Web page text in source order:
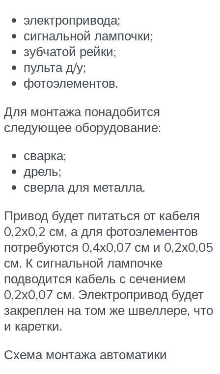
электропривода;
сигнальной лампочки;
зубчатой рейки;
пульта д/у;
фотоэлементов.
Для монтажа понадобится
следующее оборудование:
сварка;
дрель;
сверла для металла.
Привод будет питаться от кабеля
0,2х0,2 см, а для фотоэлементов
потребуются 0,4х0,07 см и 0,2х0,05
см. К сигнальной лампочке
подводится кабель с сечением
0,2х0,07 см. Электропривод будет
закреплен на том же швеллере, что
и каретки.
Схема монтажа автоматики